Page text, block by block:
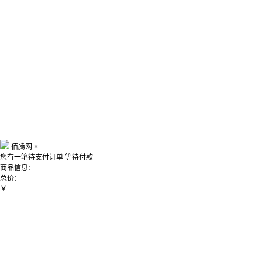
佰腾网 ×
您有一笔待支付订单 等待付款
商品信息：
总价：
￥